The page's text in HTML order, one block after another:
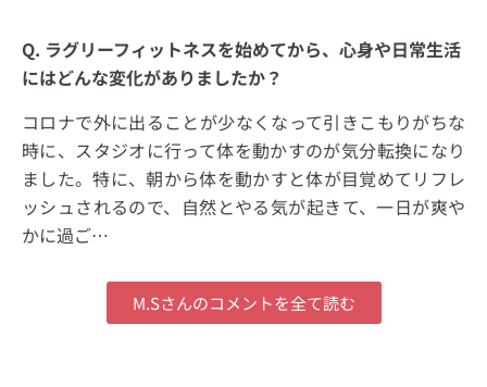
Q. ラグリーフィットネスを始めてから、心身や日常生活
にはどんな変化がありましたか？
コロナで外に出ることが少なくなって引きこもりがちな
時に、スタジオに行って体を動かすのが気分転換になり
ました。特に、朝から体を動かすと体が目覚めてリフレ
ッシュされるので、自然とやる気が起きて、一日が爽や
かに過ご…
M.Sさんのコメントを全て読む